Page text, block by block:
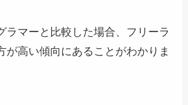
ラマーと比較した場合、フリーラ
が高い傾向にあることがわかりま